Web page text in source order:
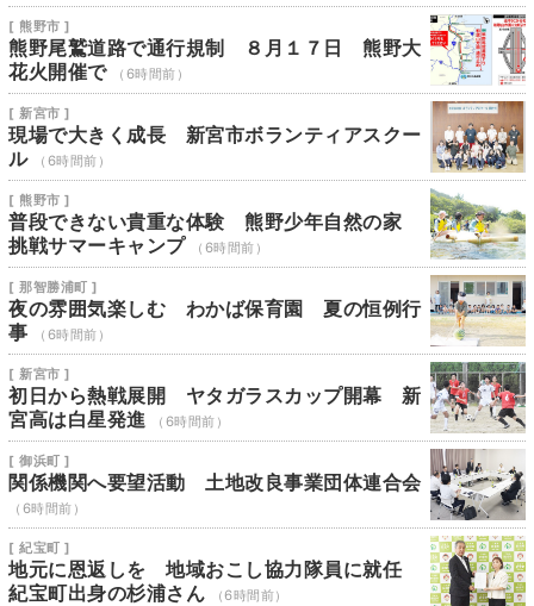
[ 熊野市 ]
熊野尾鷲道路で通行規制 ８月１７日 熊野大
花火開催で
（6時間前）
[ 新宮市 ]
現場で大きく成長 新宮市ボランティアスクー
ル
（6時間前）
[ 熊野市 ]
普段できない貴重な体験 熊野少年自然の家
挑戦サマーキャンプ
（6時間前）
[ 那智勝浦町 ]
夜の雰囲気楽しむ わかば保育園 夏の恒例行
事
（6時間前）
[ 新宮市 ]
初日から熱戦展開 ヤタガラスカップ開幕 新
宮高は白星発進
（6時間前）
[ 御浜町 ]
関係機関へ要望活動 土地改良事業団体連合会
（6時間前）
[ 紀宝町 ]
地元に恩返しを 地域おこし協力隊員に就任
紀宝町出身の杉浦さん
（6時間前）